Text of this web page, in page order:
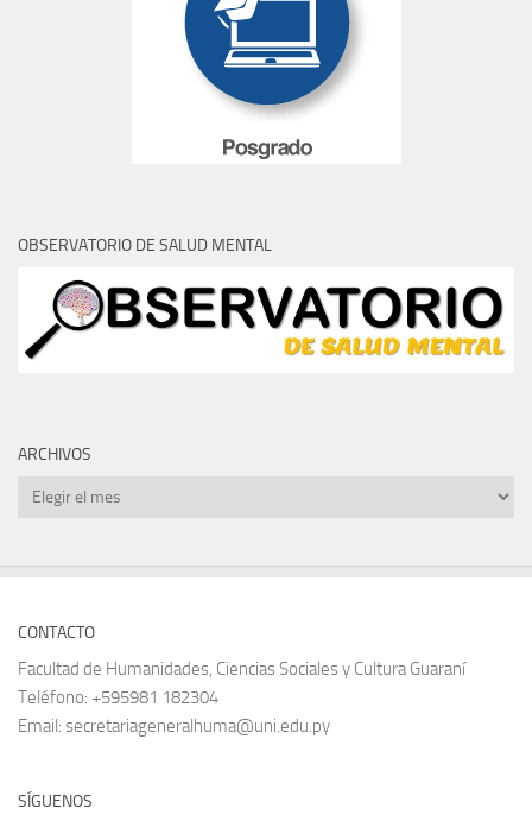
OBSERVATORIO DE SALUD MENTAL
ARCHIVOS
Archivos
CONTACTO
Facultad de Humanidades, Ciencias Sociales y Cultura Guaraní
Teléfono: +595981 182304
Email: secretariageneralhuma@uni.edu.py
SÍGUENOS